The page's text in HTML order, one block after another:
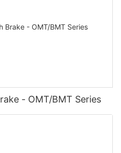
- OMT/BMT Series